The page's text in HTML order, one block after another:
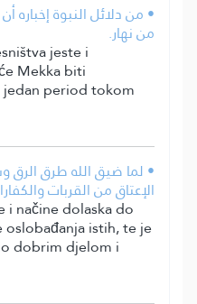
• من دلائل النبوة إخباره
من نهار.
jeste i
Mekka biti
period tokom
• لما ضيق الله طرق
الإعتاق من القربات
i načine dolaska do
istih, te je
dobrim djelom i